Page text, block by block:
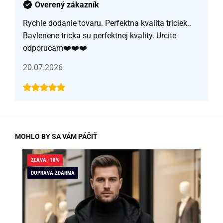
Overený zákazník
Rychle dodanie tovaru. Perfektna kvalita triciek..
Bavlenene tricka su perfektnej kvality. Urcite
odporucam❤️❤️❤️
20.07.2026
MOHLO BY SA VÁM PÁČIŤ
ZĽAVA -18%
DOPRAVA ZDARMA